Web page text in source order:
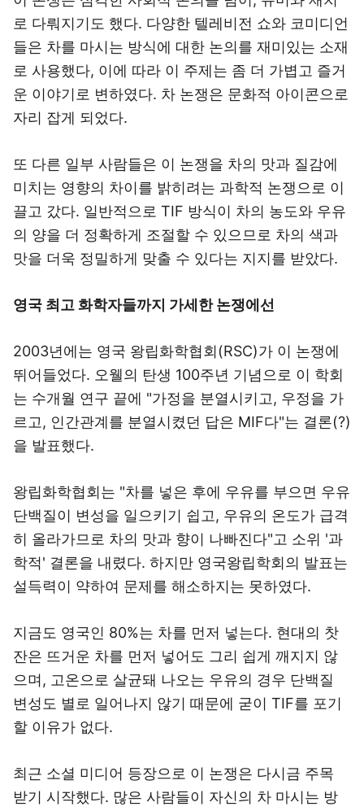
로 다뤄지기도 했다. 다양한 텔레비전 쇼와 코미디언
들은 차를 마시는 방식에 대한 논의를 재미있는 소재
로 사용했다, 이에 따라 이 주제는 좀 더 가볍고 즐거
운 이야기로 변하였다. 차 논쟁은 문화적 아이콘으로
자리 잡게 되었다.
또 다른 일부 사람들은 이 논쟁을 차의 맛과 질감에
미치는 영향의 차이를 밝히려는 과학적 논쟁으로 이
끌고 갔다. 일반적으로 TIF 방식이 차의 농도와 우유
의 양을 더 정확하게 조절할 수 있으므로 차의 색과
맛을 더욱 정밀하게 맞출 수 있다는 지지를 받았다.
영국 최고 화학자들까지 가세한 논쟁에선
2003년에는 영국 왕립화학협회(RSC)가 이 논쟁에
뛰어들었다. 오웰의 탄생 100주년 기념으로 이 학회
는 수개월 연구 끝에 "가정을 분열시키고, 우정을 가
르고, 인간관계를 분열시켰던 답은 MIF다"는 결론(?)
을 발표했다.
왕립화학협회는 "차를 넣은 후에 우유를 부으면 우유
단백질이 변성을 일으키기 쉽고, 우유의 온도가 급격
히 올라가므로 차의 맛과 향이 나빠진다"고 소위 '과
학적' 결론을 내렸다. 하지만 영국왕립학회의 발표는
설득력이 약하여 문제를 해소하지는 못하였다.
지금도 영국인 80%는 차를 먼저 넣는다. 현대의 찻
잔은 뜨거운 차를 먼저 넣어도 그리 쉽게 깨지지 않
으며, 고온으로 살균돼 나오는 우유의 경우 단백질
변성도 별로 일어나지 않기 때문에 굳이 TIF를 포기
할 이유가 없다.
최근 소셜 미디어 등장으로 이 논쟁은 다시금 주목
받기 시작했다. 많은 사람들이 자신의 차 마시는 방